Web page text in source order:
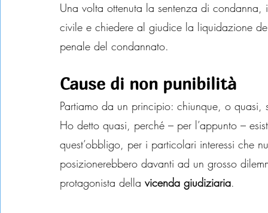
Una volta ottenuta la sentenza di
civile e chiedere al giudice la liquidazione
penale del condannato.
Cause di non punibilità
Partiamo da un principio: chiunque, o
Ho detto quasi, perché – per l’appunto –
quest’obbligo, per i particolari interessi che
posizionerebbero davanti ad un grosso
protagonista della vicenda giudiziaria.